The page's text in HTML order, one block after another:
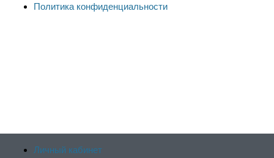
Политика конфиденциальности
Личный кабинет